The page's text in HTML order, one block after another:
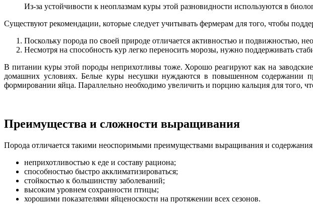
Из-за устойчивости к неоплазмам куры этой разновидности используются в
Существуют рекомендации, которые следует учитывать фермерам для того, чтобы
Поскольку порода по своей природе отличается активностью и подвижностью,
Несмотря на способность кур легко переносить морозы, нужно поддерживать
В питании куры этой породы неприхотливы тоже. Хорошо реагируют как на
домашних условиях. Белые куры несушки нуждаются в повышенном содержании
формировании яйца. Параллельно необходимо увеличить и порцию кальция для того,
Преимущества и сложности выращивания
Порода отличается такими неоспоримыми преимуществами выращивания и
неприхотливостью к еде и составу рациона;
способностью быстро акклиматизироваться;
стойкостью к большинству заболеваний;
высоким уровнем сохранности птицы;
хорошими показателями яйценоскости на протяжении всех сезонов.